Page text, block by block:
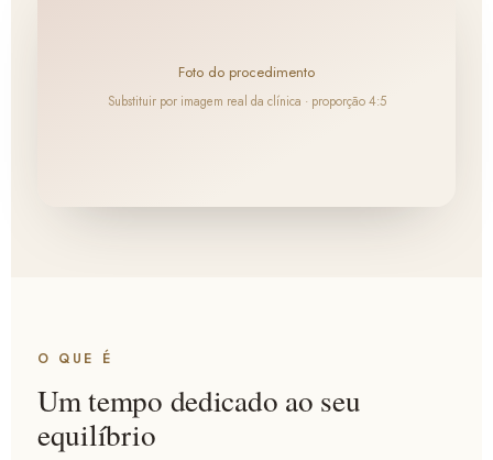
Foto do procedimento
Substituir por imagem real da clínica · proporção 4:5
O QUE É
Um tempo dedicado ao seu
equilíbrio